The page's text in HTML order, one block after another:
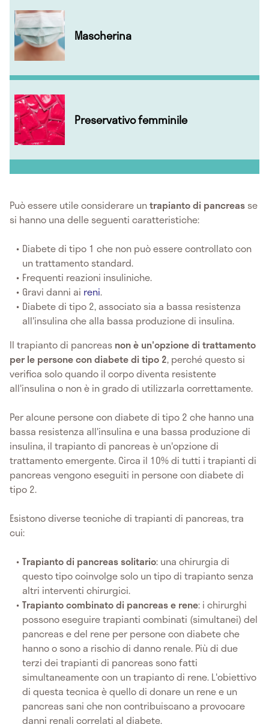
Mascherina
Preservativo femminile
Può essere utile considerare untrapianto di pancreas se
si hanno una delle seguenti caratteristiche:
Diabete di tipo 1 che non può essere controllato con
un trattamento standard.
Frequenti reazioni insuliniche.
Gravi danni ai reni.
Diabete di tipo 2, associato sia a bassa resistenza
all'insulina che alla bassa produzione di insulina.
Il trapianto di pancreas non è un'opzione di trattamento
per le persone con diabete di tipo 2, perché questo si
verifica solo quando il corpo diventa resistente
all'insulina o non è in grado di utilizzarla correttamente.
Per alcune persone con diabete di tipo 2 che hanno una
bassa resistenza all'insulina e una bassa produzione di
insulina, il trapianto di pancreas è un'opzione di
trattamento emergente. Circa il 10% di tutti i trapianti di
pancreas vengono eseguiti in persone con diabete di
tipo 2.
Esistono diverse tecniche di trapianti di pancreas, tra
cui:
Trapianto di pancreas solitario: una chirurgia di
questo tipo coinvolge solo un tipo di trapianto senza
altri interventi chirurgici.
Trapianto combinato di pancreas e rene: i chirurghi
possono eseguire trapianti combinati (simultanei) del
pancreas e del rene per persone con diabete che
hanno o sono a rischio di danno renale. Più di due
terzi dei trapianti di pancreas sono fatti
simultaneamente con un trapianto di rene. L'obiettivo
di questa tecnica è quello di donare un rene e un
pancreas sani che non contribuiscano a provocare
danni renali correlati al diabete.